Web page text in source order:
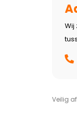
Veilig